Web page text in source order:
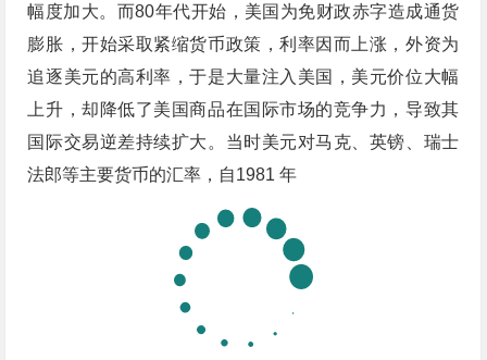
幅度加大。而80年代开始，美国为免财政赤字造成通货
膨胀，开始采取紧缩货币政策，利率因而上涨，外资为
追逐美元的高利率，于是大量注入美国，美元价位大幅
上升，却降低了美国商品在国际市场的竞争力，导致其
国际交易逆差持续扩大。当时美元对马克、英镑、瑞士
法郎等主要货币的汇率，自1981 年